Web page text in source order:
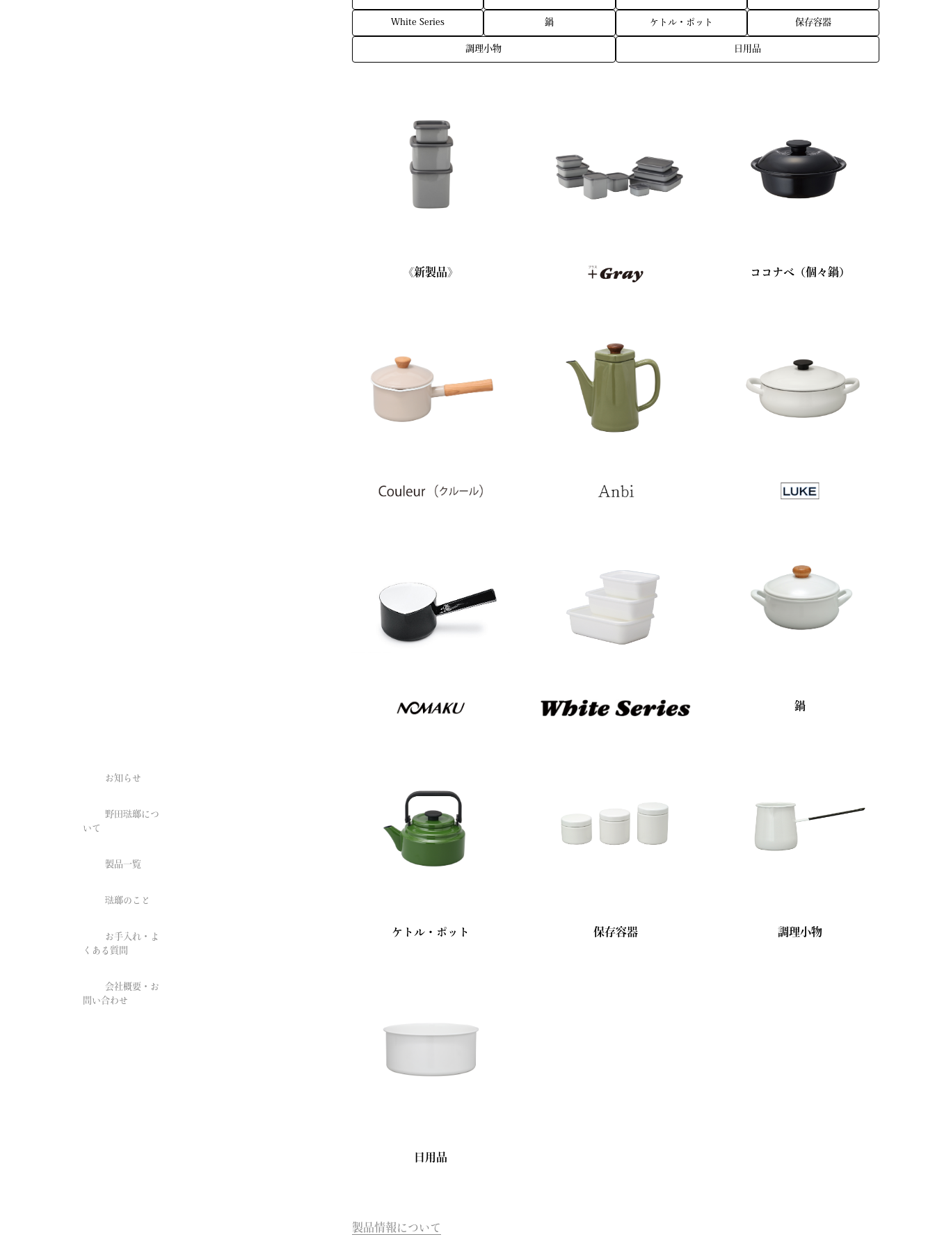
お知らせ
野田琺瑯につ
いて
製品一覧
琺瑯のこと
お手入れ・よ
くある質問
会社概要・お
問い合わせ
White Series 鍋 ケトル・ポット 保存容器
調理小物 日用品
《新製品》 ココナベ（個々鍋）
鍋
ケトル・ポット 保存容器 調理小物
日用品
製品情報について